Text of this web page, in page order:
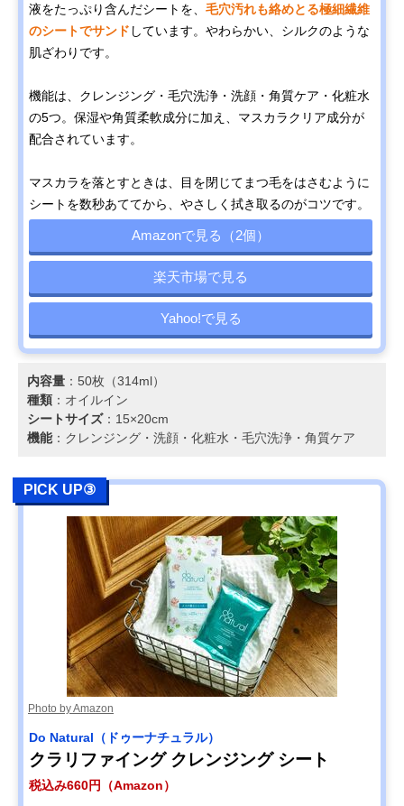
液をたっぷり含んだシートを、 毛穴汚れも絡めとる極細繊維
のシートでサンド しています。やわらかい、シルクのような
肌ざわりです。
機能は、クレンジング・毛穴洗浄・洗顔・角質ケア・化粧水
の5つ。保湿や角質柔軟成分に加え、マスカラクリア成分が
配合されています。
マスカラを落とすときは、目を閉じてまつ毛をはさむように
シートを数秒あててから、やさしく拭き取るのがコツです。
Amazonで見る（2個）
楽天市場で見る
Yahoo!で見る
内容量 ：50枚（314ml）
種類 ：オイルイン
シートサイズ：15×20cm
機能：クレンジング・洗顔・化粧水・毛穴洗浄・角質ケア
PICK UP③
Photo by Amazon
Do Natural（ドゥーナチュラル）
クラリファイング クレンジング シート
税込み660円（Amazon）